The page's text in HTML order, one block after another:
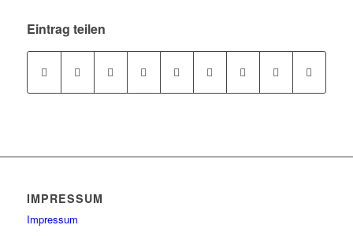
Eintrag teilen
IMPRESSUM
Impressum